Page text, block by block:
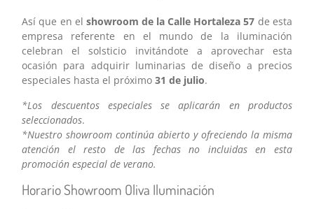
Así que en el showroom de la Calle Hortaleza 57 de esta
empresa referente en el mundo de la iluminación
celebran el solsticio invitándote a aprovechar esta
ocasión para adquirir luminarias de diseño a precios
especiales hasta el próximo31 de julio.
*Los descuentos especiales se aplicarán en productos
seleccionados.
*Nuestro showroom continúa abierto y ofreciendo la misma
atención el resto de las fechas no incluidas en esta
promoción especial de verano.
Horario Showroom Oliva Iluminación